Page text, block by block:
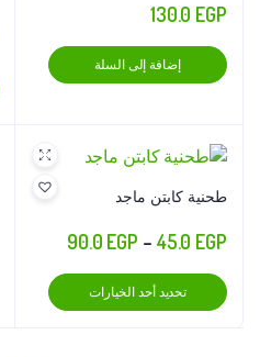
130.0 EGP
إضافة إلى السلة
طحنية كابتن ماجد
45.0 EGP
–
90.0 EGP
السعر:
من
تحديد أحد الخيارات
هناك